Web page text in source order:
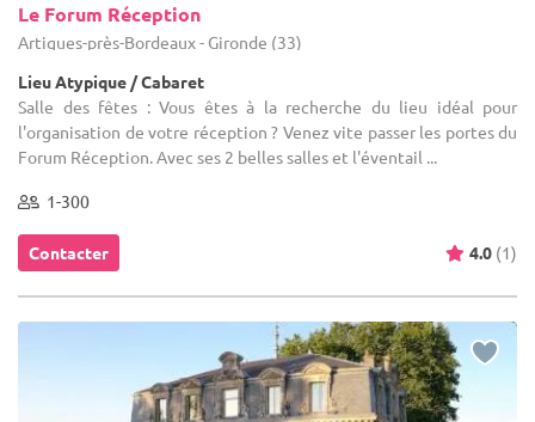
Le Forum Réception
Artigues-près-Bordeaux - Gironde (33)
Lieu Atypique / Cabaret
Salle des fêtes : Vous êtes à la recherche du lieu idéal pour
l'organisation de votre réception ? Venez vite passer les portes du
Forum Réception. Avec ses 2 belles salles et l'éventail ...
1-300
Contacter 4.0 (1)